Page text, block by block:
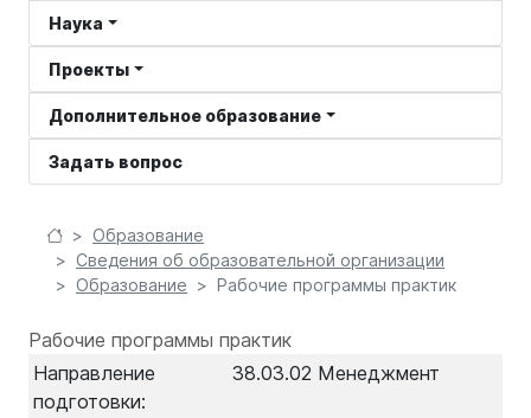
Наука
Проекты
Дополнительное образование
Задать вопрос
Образование
Сведения об образовательной организации
Образование
Рабочие программы практик
Рабочие программы практик
Направление
подготовки:
38.03.02 Менеджмент